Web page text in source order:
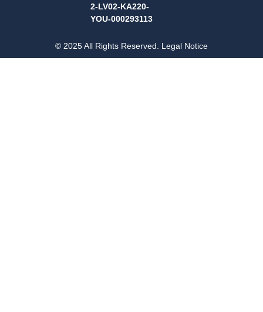
2-LV02-KA220-
YOU-000293113
© 2025 All Rights Reserved. Legal Notice